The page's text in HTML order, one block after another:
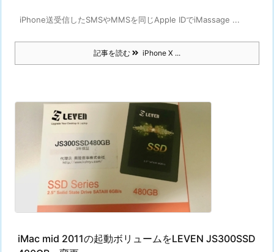
iPhone送受信したSMSやMMSを同じApple IDでiMassage ...
記事を読む iPhone X ...
iMac mid 2011の起動ボリュームをLEVEN JS300SSD